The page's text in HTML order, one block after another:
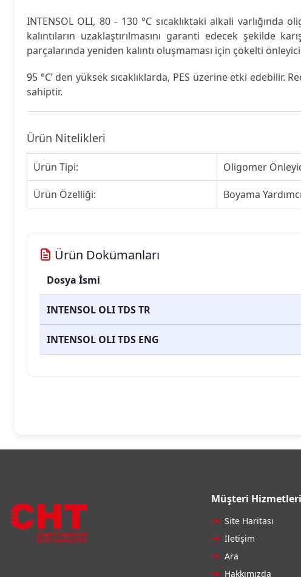
INTENSOL OLI, 80 - 130 °C sıcaklıktaki alkali
kalıntıların uzaklaştırılmasını garanti edecek şekilde
parçalarında yeniden kalıntı oluşmaması için çökelti
95 °C’ den yüksek sıcaklıklarda, PES üzerine etki
sahiptir.
Ürün Nitelikleri
Ürün Tipi: Oligomer
Ürün Özelliği: Boyama
Ürün Dokümanları
Dosya İsmi
INTENSOL OLI TDS TR
INTENSOL OLI TDS ENG
Müşteri Hizmetleri
Site Haritası
İletişim
Ara
Hakkımızda